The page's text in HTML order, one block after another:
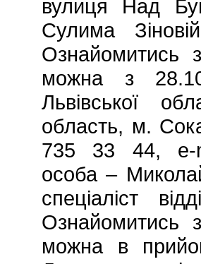
вулиця Над
Сулима
Ознайомитись
можна з
Львівської
область, м.
735 33 44,
особа –
спеціаліст
Ознайомитись
можна в